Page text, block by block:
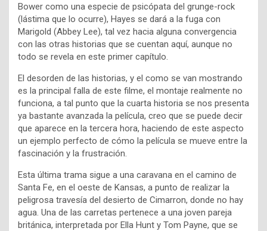
Bower como una especie de psicópata del grunge-rock
(lástima que lo ocurre), Hayes se dará a la fuga con
Marigold (Abbey Lee), tal vez hacia alguna convergencia
con las otras historias que se cuentan aquí, aunque no
todo se revela en este primer capítulo.
El desorden de las historias, y el como se van mostrando
es la principal falla de este filme, el montaje realmente no
funciona, a tal punto que la cuarta historia se nos presenta
ya bastante avanzada la película, creo que se puede decir
que aparece en la tercera hora, haciendo de este aspecto
un ejemplo perfecto de cómo la película se mueve entre la
fascinación y la frustración.
Esta última trama sigue a una caravana en el camino de
Santa Fe, en el oeste de Kansas, a punto de realizar la
peligrosa travesía del desierto de Cimarron, donde no hay
agua. Una de las carretas pertenece a una joven pareja
británica, interpretada por Ella Hunt y Tom Payne, que se